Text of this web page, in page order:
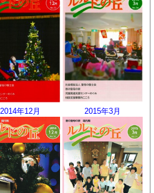
2014年12月 2015年3月